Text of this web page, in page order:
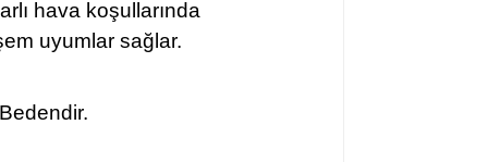
hava koşullarında
uyumlar sağlar.